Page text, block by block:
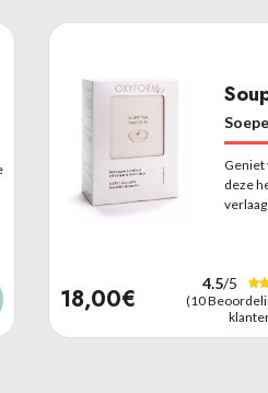
Geniet
deze
18,00€
4.5/5
(10